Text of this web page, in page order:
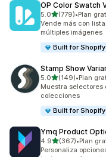
OP Color Swatch
5.0de 5 estrellas
(779)
779 reseñas en total
•Plan
Vende más con
múltiples imágenes
Built for Shopify
Stamp Show
5.0de 5 estrellas
(149)
149 reseñas en total
•Plan
Muestra selectores
colecciones
Built for Shopify
Ymq Product
4.9de 5 estrellas
(367)
367 reseñas en total
•Plan
Personaliza